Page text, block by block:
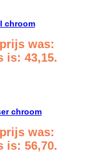
chroom
was:
is: 43,15.
chroom
was:
is: 56,70.